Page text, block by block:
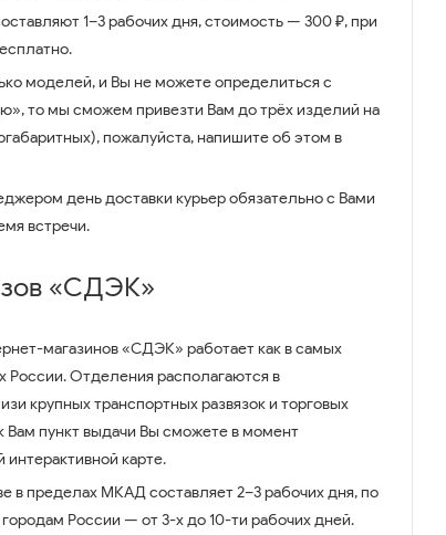
1–3 рабочих дня, стоимость — 300 ₽, при
моделей, и Вы не можете определиться с
то мы сможем привезти Вам до трёх изделий на
пожалуйста, напишите об этом в
день доставки курьер обязательно с Вами
встречи.
«СДЭК»
магазинов «СДЭК» работает как в самых
России. Отделения располагаются в
крупных транспортных развязок и торговых
пункт выдачи Вы сможете в момент
карте.
в пределах МКАД составляет 2–3 рабочих дня, по
России — от 3-х до 10-ти рабочих дней.